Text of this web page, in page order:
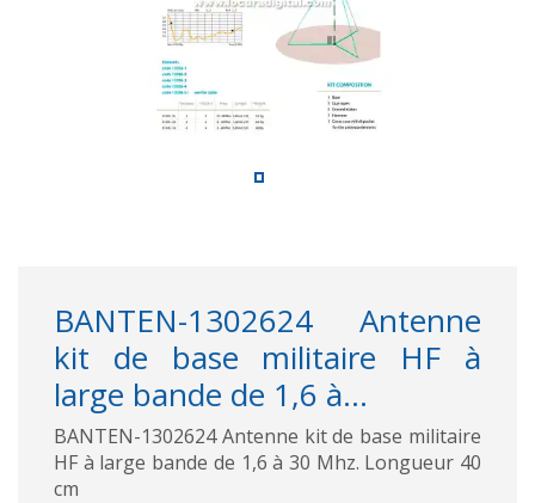
BANTEN-1302624 Antenne
kit de base militaire HF à
large bande de 1,6 à...
BANTEN-1302624 Antenne kit de base militaire
HF à large bande de 1,6 à 30 Mhz. Longueur 40
cm